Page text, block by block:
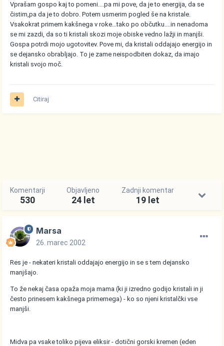
Vprašam gospo kaj to pomeni....pa mi pove, da je to energija, da se
čistim,pa da je to dobro. Potem usmerim pogled še na kristale.
Vsakokrat primem kakšnega v roke...tako po občutku....in nenadoma
se mi zazdi, da so ti kristali skozi moje obiske vedno lažji in manjši.
Gospa potrdi mojo ugotovitev. Pove mi, da kristali oddajajo energijo in
se dejansko obrabljajo. To je zame neispodbiten dokaz, da imajo
kristali svojo moč.
Citiraj
Komentarji
530
Objavljeno
24 let
Zadnji komentar
19 let
Marsa
26. marec 2002
Res je - nekateri kristali oddajajo energijo in se s tem dejansko
manjšajo.
To že nekaj časa opaža moja mama (ki ji izredno godijo kristali in ji
često prinesem kakšnega primernega) - ko so njeni kristalčki vse
manjši.
Midva pa vsake toliko pijeva eliksir - dotični gorski kremen (eden